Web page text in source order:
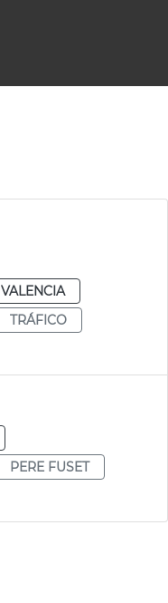
VALENCIA
TRÁFICO
PERE FUSET